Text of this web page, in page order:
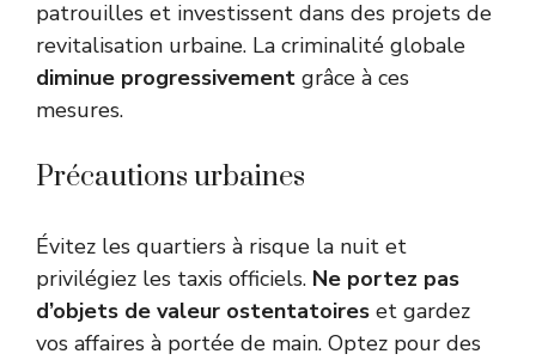
patrouilles et investissent dans des projets de
revitalisation urbaine. La criminalité globale
diminue progressivement grâce à ces
mesures.
Précautions urbaines
Évitez les quartiers à risque la nuit et
privilégiez les taxis officiels. Ne portez pas
d’objets de valeur ostentatoires et gardez
vos affaires à portée de main. Optez pour des